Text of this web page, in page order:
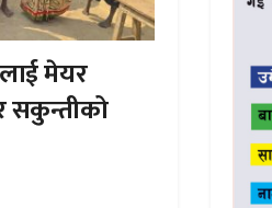
मेयर
सकुन्तीको